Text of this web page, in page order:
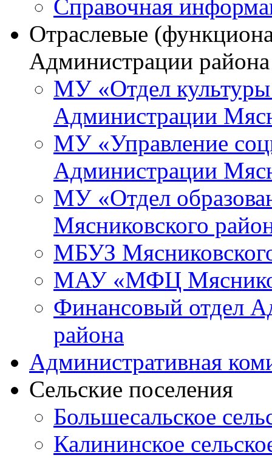
Справочная
Отраслевые
Администрации района
МУ «Отдел
Администрации
МУ «Управление
Администрации
МУ «Отдел
Мясниковского
МБУЗ
МАУ «МФЦ
Финансовый отдел
района
Административная
Сельские поселения
Большесальское
Калининское